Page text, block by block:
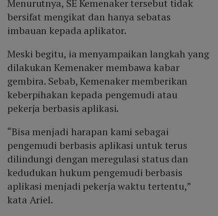
Menurutnya, SE Kemenaker tersebut tidak
bersifat mengikat dan hanya sebatas
imbauan kepada aplikator.
Meski begitu, ia menyampaikan langkah yang
dilakukan Kemenaker membawa kabar
gembira. Sebab, Kemenaker memberikan
keberpihakan kepada pengemudi atau
pekerja berbasis aplikasi.
“Bisa menjadi harapan kami sebagai
pengemudi berbasis aplikasi untuk terus
dilindungi dengan meregulasi status dan
kedudukan hukum pengemudi berbasis
aplikasi menjadi pekerja waktu tertentu,”
kata Ariel.